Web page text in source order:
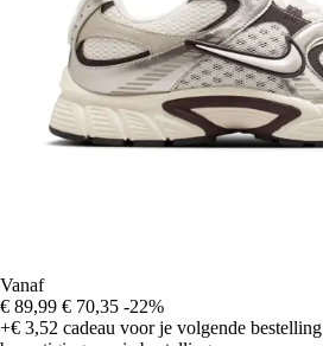
Vanaf
€ 89,99 € 70,35 -22%
+€ 3,52 cadeau voor je volgende bestelling